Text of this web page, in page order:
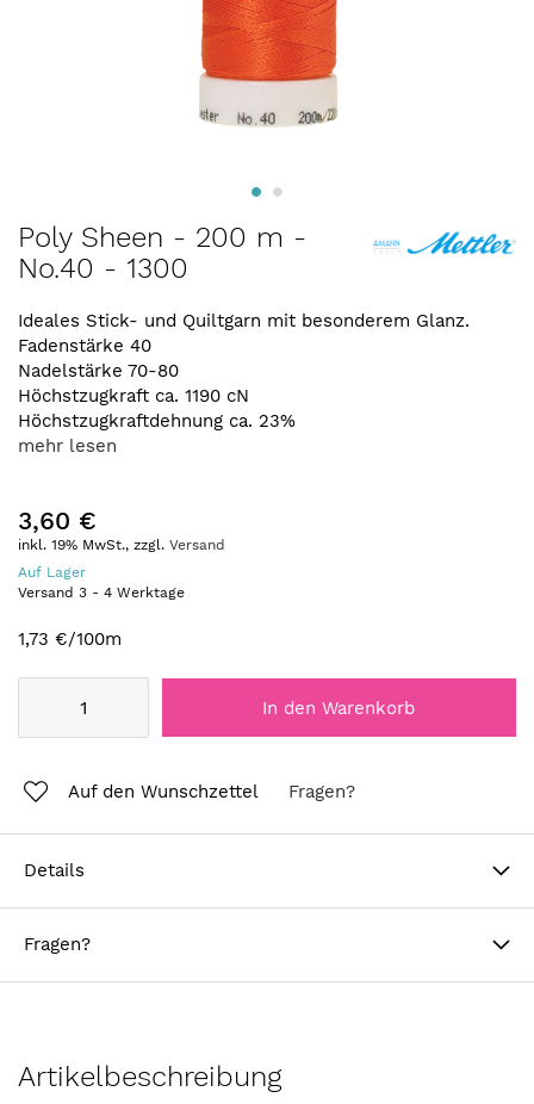
Zum
Anfang
der
springen
Poly Sheen - 200 m -
No.40 - 1300
Ideales Stick- und Quiltgarn mit besonderem Glanz.
Fadenstärke 40
Nadelstärke 70-80
Höchstzugkraft ca. 1190 cN
Höchstzugkraftdehnung ca. 23%
mehr lesen
3,60 €
inkl. 19% MwSt., zzgl. Versand
Auf Lager
Versand 3 - 4 Werktage
1,73 €/100m
In den Warenkorb
Auf den Wunschzettel Fragen?
Details
Fragen?
Artikelbeschreibung